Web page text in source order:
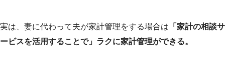
実は、妻に代わって夫が家計管理をする場合は 「家計の相談サ
ービスを活用することで」ラクに家計管理ができる。